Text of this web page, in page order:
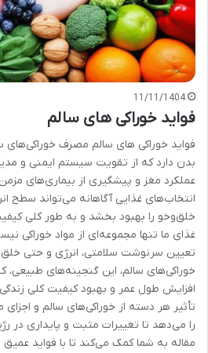
11/11/1404
فواید خوراکی های سالم
فواید خوراکی های سالم مصرف خوراکی‌های
بدن دارد که از تقویت سیستم ایمنی و
عملکرد مغز و پیشگیری از بیماری‌های
انتخاب‌های غذایی آگاهانه می‌تواند سطح
خلق‌وخو را بهبود بخشد و به طور کلی
غذای ما تنها مجموعه‌ای از مواد خوراکی
تعیین سرنوشت سلامتی، انرژی و حتی
خوراکی‌های سالم، این گنجینه‌های طبیعی،
افزایش طول عمر و بهبود کیفیت کلی
تأثیر هر دسته از خوراکی‌های سالم و اجزای
را می‌دهد تا تغییرات مثبت و پایداری در
مقاله به شما کمک می‌کند تا با فواید